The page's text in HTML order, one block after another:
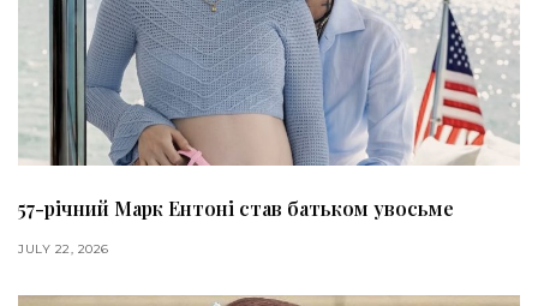
57-річний Марк Ентоні став батьком увосьме
JULY 22, 2026